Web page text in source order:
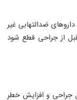
ضدالتهابی غیر
از جراحی قطع شود
و افزایش خطر